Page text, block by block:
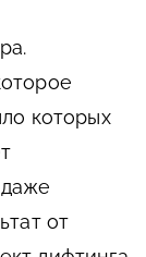
которых
от